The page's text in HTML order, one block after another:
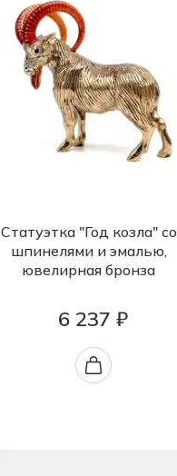
Cтатуэтка "Год козла" со
шпинелями и эмалью,
ювелирная бронза
6 237 ₽